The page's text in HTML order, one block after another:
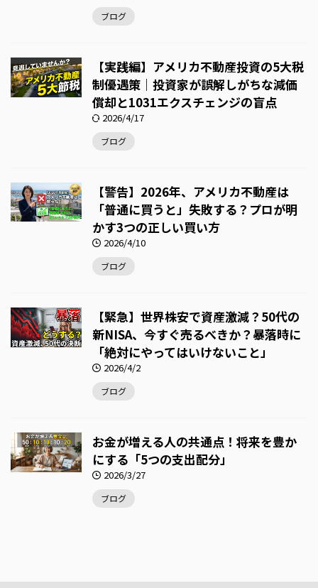
ブログ
【実践編】アメリカ不動産投資の5大税
制優遇策｜投資家が誤解しがちな減価
償却と1031エクスチェンジの盲点
2026/4/17
ブログ
【警告】2026年、アメリカ不動産は
「普通に買うと」失敗する？プロが明
かす3つの正しい買い方
2026/4/10
ブログ
【緊急】世界株安で資産激減？50代の
新NISA、今すぐ売るべきか？暴落時に
「絶対にやってはいけないこと」
2026/4/2
ブログ
お金が増える人の共通点！将来を豊か
にする「5つの支出配分」
2026/3/27
ブログ